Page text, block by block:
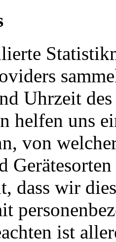
Uhrzeit
helfen uns
von
dass wir
ist